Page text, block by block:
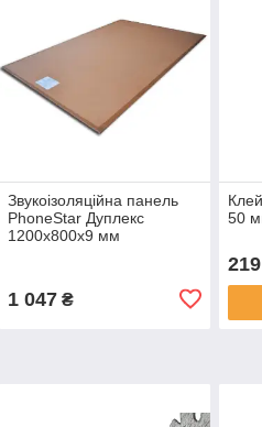
Звукоізоляційна панель
PhoneStar Дуплекс
1200х800х9 мм
1 047₴
50
219